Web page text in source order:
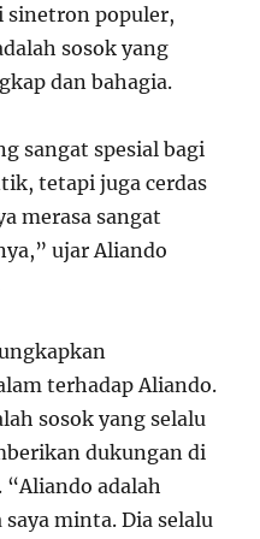
sinetron populer,
sosok yang
dan bahagia.
sangat spesial bagi
tetapi juga cerdas
merasa sangat
ujar Aliando
terhadap Aliando.
sosok yang selalu
dukungan di
adalah
minta. Dia selalu